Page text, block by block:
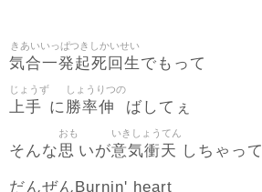
気合一発起死回生
きあいいっぱつきしかいせい
でもって
上手
じょうず
に勝率伸
しょうりつの
ばしてぇ
そんな思
おも
いが意気衝天
いきしょうてん
しちゃって
だんぜんBurnin' heart